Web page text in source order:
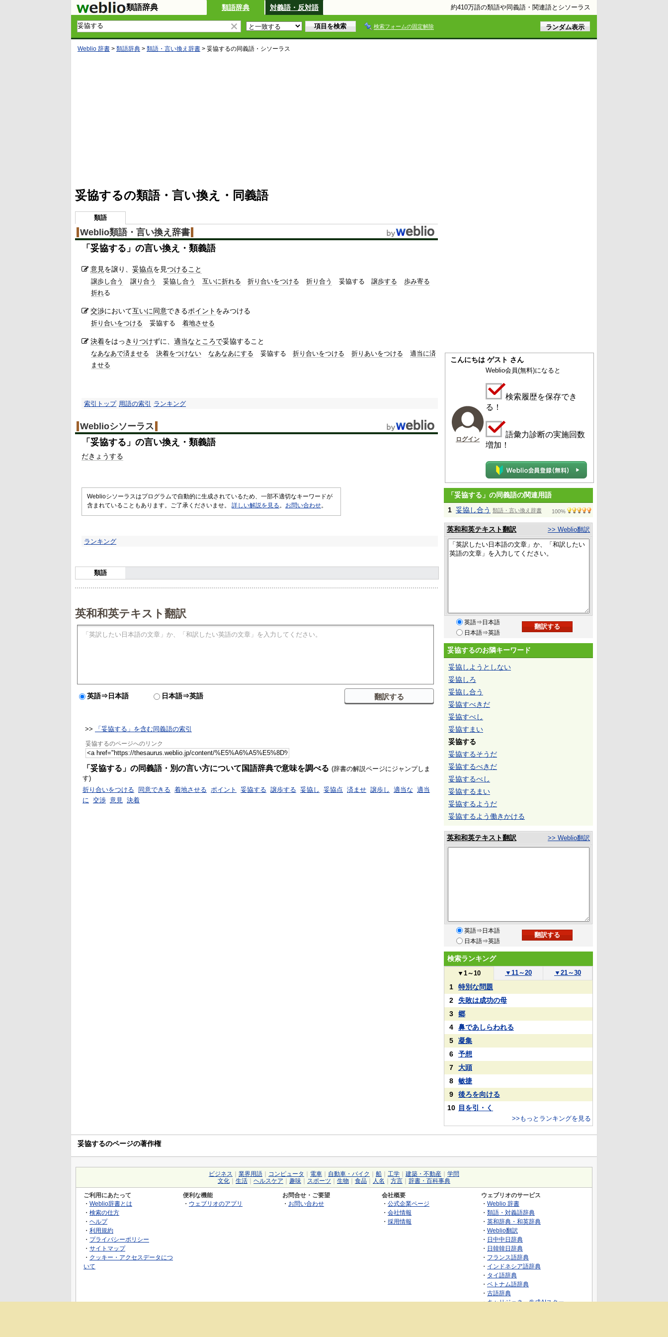
類語辞典 類語辞典 対義語・反対語 約410万語の類語や同義語・関連語とシソーラス
検索フォームの固定解除
Weblio 辞書 > 類語辞典 > 類語・言い換え辞書 > 妥協するの同義語・シソーラス
妥協するの類語・言い換え・同義語
類語
Weblio類語・言い換え辞書
「 妥協する 」の言い換え・類義語
意見を譲り、 妥協点を見つけること
譲歩し合う 譲り合う 妥協し合う 互いに折れる 折り合いをつける 折り合う 妥協する 譲歩する
歩み寄る
折れる
交渉において互いに同意できるポイント をみつける
折り合いをつける 妥協する 着地させる
決着をはっ きりつけずに、 適当なところで妥協すること
なあなあで済ませる 決着をつけない なあなあにする 妥協する 折り合いをつける 折りあいをつける
適当に済
ませる
索引トップ 用語の索引 ランキング
Weblioシソーラス
「 妥協する 」の言い換え・類義語
だきょうする
Weblioシソーラスはプログラムで自動的に生成されているため、一部不適切なキーワードが
含まれていることもあります。ご了承くださいませ。 詳しい解説を見る 。 お問い合わせ。
ランキング
類語
英和和英テキスト翻訳
英語⇒日本語 日本語⇒英語
>> 「妥協する」を含む同義語の索引
妥協するのページへのリンク
「妥協する」の同義語・別の言い方について国語辞典で意味を調べる (辞書の解説ページにジャンプしま
す)
折り合いをつける
同意できる 着地させる ポイント 妥協する 譲歩する 妥協し 妥協点 済ませ 譲歩し 適当な 適当
に 交渉 意見 決着
こんにちは ゲスト さん
ログイン
Weblio会員(無料)になると
検索履歴を保存でき
る！
語彙力診断の実施回数
増加！
「妥協する」の同義語の関連用語
1 妥協し合う 類語・言い換え辞書 100%
英和和英テキスト翻訳 >> Weblio翻訳
英語⇒日本語
日本語⇒英語
妥協するのお隣キーワード
妥協しようとしない
妥協しろ
妥協し合う
妥協すべきだ
妥協すべし
妥協すまい
妥協する
妥協するそうだ
妥協するべきだ
妥協するべし
妥協するまい
妥協するようだ
妥協するよう働きかける
英和和英テキスト翻訳 >> Weblio翻訳
英語⇒日本語
日本語⇒英語
検索ランキング
▼ 1～10 ▼ 11～20 ▼ 21～30
1
特別な問題
2
失敗は成功の母
3
郷
4
鼻であしらわれる
5
凝集
6
予想
7
大頭
8
敏捷
9
後ろを向ける
10 目を引・く
>>もっとランキングを見る
妥協するのページの著作権
ビジネス 業界用語 コンピュータ 電車 自動車・バイク 船 工学 建築・不動産
学問
文化
生活 ヘルスケア 趣味 スポーツ 生物 食品 人名 方言 辞書・百科事典
ご利用にあたって
・ Weblio辞書とは
・ 検索の仕方
・ ヘルプ
・ 利用規約
・ プライバシーポリシー
・ サイトマップ
・ クッキー・アクセスデータにつ
いて
便利な機能
・ ウェブリオのアプリ
お問合せ・ご要望
・ お問い合わせ
会社概要
・ 公式企業ページ
・ 会社情報
・ 採用情報
ウェブリオのサービス
・ Weblio 辞書
・ 類語・対義語辞典
・ 英和辞典・和英辞典
・ Weblio翻訳
・ 日中中日辞典
・ 日韓韓日辞典
・ フランス語辞典
・ インドネシア語辞典
・ タイ語辞典
・ ベトナム語辞典
・ 古語辞典
・キャリジェネ～生成AIスクー